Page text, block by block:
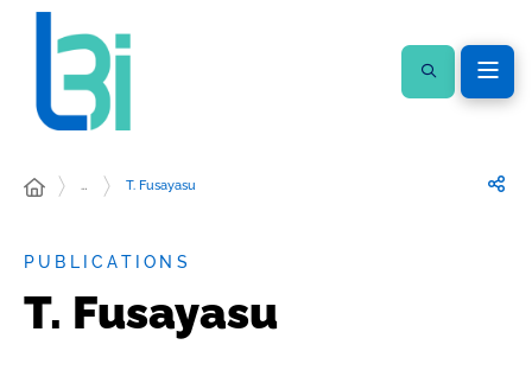
… T. Fusayasu
PUBLICATIONS
T. Fusayasu